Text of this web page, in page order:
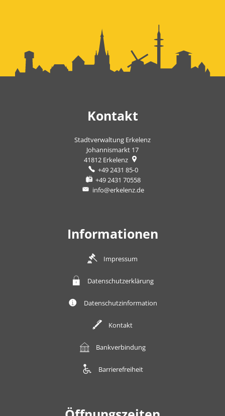
Kontakt
Stadtverwaltung Erkelenz
Johannismarkt 17
41812 Erkelenz
+49 2431 85-0
+49 2431 70558
info@erkelenz.de
Informationen
Impressum
Datenschutzerklärung
Datenschutzinformation
Kontakt
Bankverbindung
Barrierefreiheit